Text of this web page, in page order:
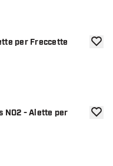
per Freccette
NO2 - Alette per